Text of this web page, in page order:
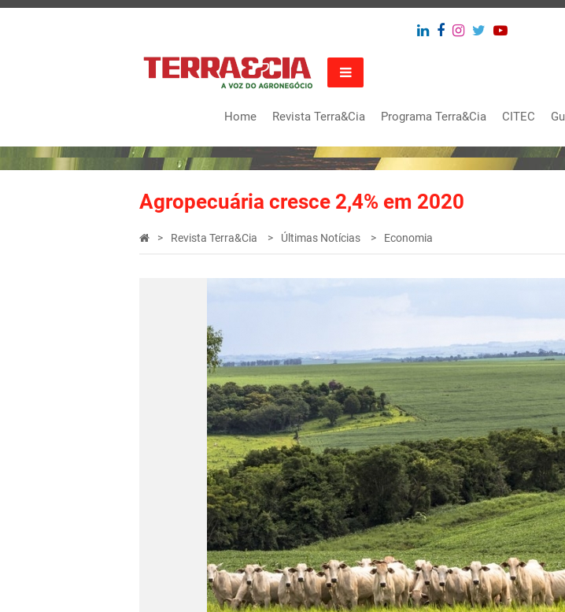
Home Revista Terra&Cia Programa Terra&Cia CITEC
Agropecuária cresce 2,4% em 2020
Revista Terra&Cia Últimas Notícias Economia